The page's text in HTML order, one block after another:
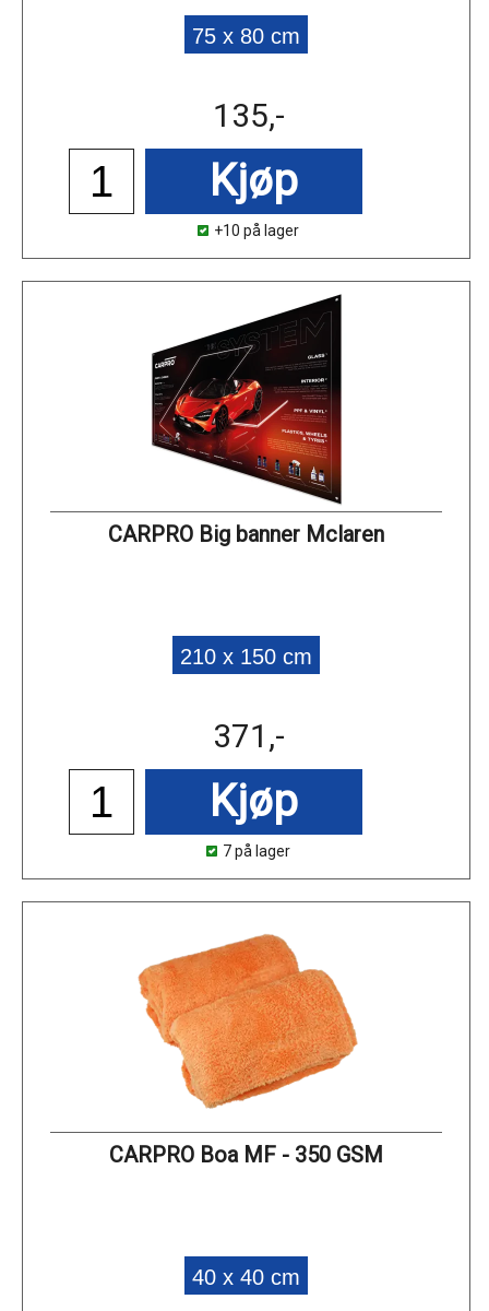
75 x 80 cm
135,-
Kjøp
+10 på lager
CARPRO Big banner Mclaren
210 x 150 cm
371,-
Kjøp
7 på lager
CARPRO Boa MF - 350 GSM
40 x 40 cm